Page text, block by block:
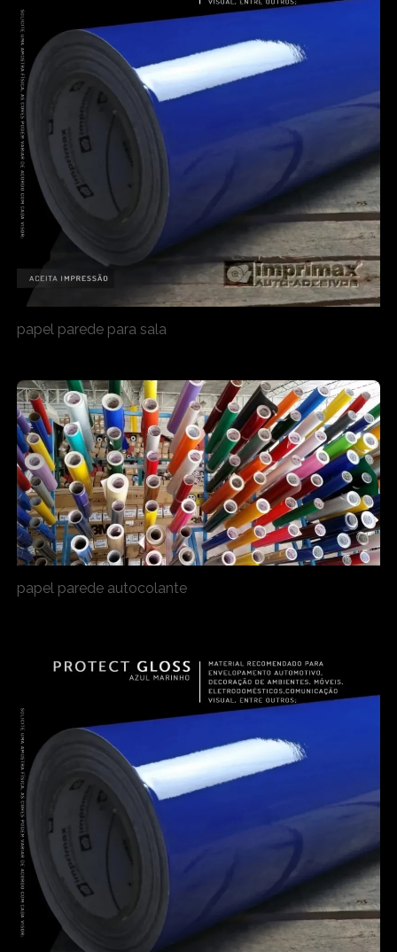
papel parede para sala
papel parede autocolante